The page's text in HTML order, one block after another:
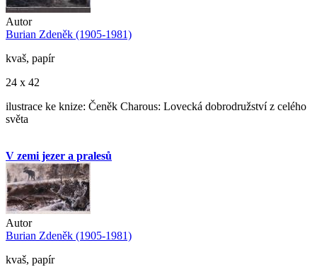
Autor
Burian Zdeněk (1905-1981)
kvaš, papír
24 x 42
ilustrace ke knize: Čeněk Charous: Lovecká dobrodružství z celého
světa
V zemi jezer a pralesů
Autor
Burian Zdeněk (1905-1981)
kvaš, papír